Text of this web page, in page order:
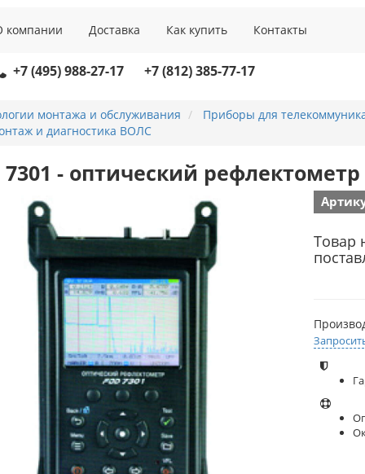
компании Доставка Как купить Контакты
+7 (495) 988-27-17 +7 (812) 385-77-17
монтажа и обслуживания
Приборы для
и диагностика ВОЛС
7301 - оптический рефлектометр
Товар